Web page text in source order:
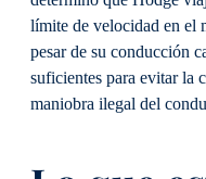
límite de velocidad en el
pesar de su conducción
suficientes para evitar la
maniobra ilegal del